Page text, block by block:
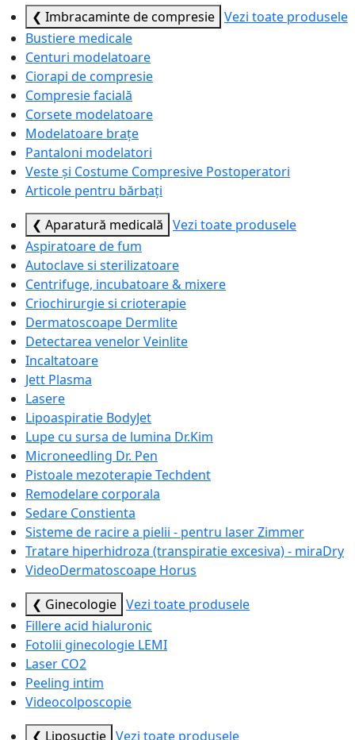
❮ Imbracaminte de compresie Vezi toate produsele
Bustiere medicale
Centuri modelatoare
Ciorapi de compresie
Compresie facială
Corsete modelatoare
Modelatoare brațe
Pantaloni modelatori
Veste și Costume Compresive Postoperatori
Articole pentru bărbați
❮ Aparatură medicală Vezi toate produsele
Aspiratoare de fum
Autoclave si sterilizatoare
Centrifuge, incubatoare & mixere
Criochirurgie si crioterapie
Dermatoscoape Dermlite
Detectarea venelor Veinlite
Incaltatoare
Jett Plasma
Lasere
Lipoaspiratie BodyJet
Lupe cu sursa de lumina Dr.Kim
Microneedling Dr. Pen
Pistoale mezoterapie Techdent
Remodelare corporala
Sedare Constienta
Sisteme de racire a pielii - pentru laser Zimmer
Tratare hiperhidroza (transpiratie excesiva) - miraDry
VideoDermatoscoape Horus
❮ Ginecologie Vezi toate produsele
Fillere acid hialuronic
Fotolii ginecologie LEMI
Laser CO2
Peeling intim
Videocolposcopie
❮ Liposuctie Vezi toate produsele